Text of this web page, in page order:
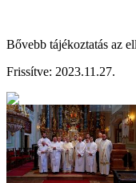
Bővebb tájékoztatás az
Frissítve: 2023.11.27.